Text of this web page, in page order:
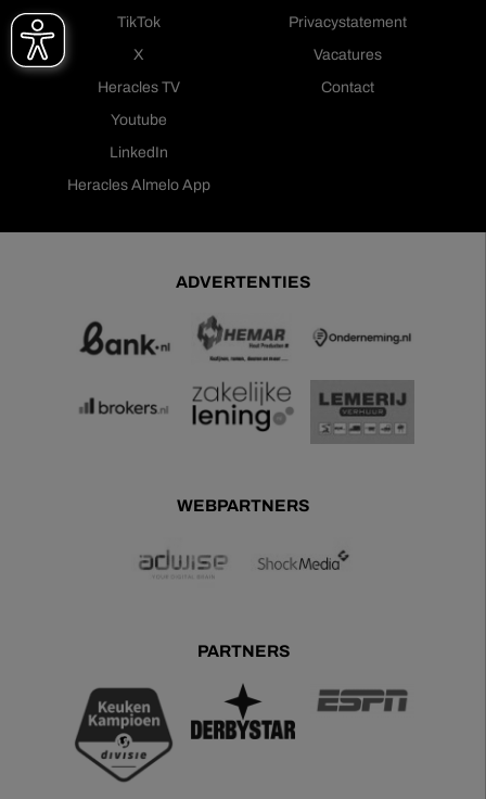
TikTok
X
Heracles TV
Youtube
LinkedIn
Heracles Almelo App
Privacystatement
Vacatures
Contact
ADVERTENTIES
WEBPARTNERS
PARTNERS